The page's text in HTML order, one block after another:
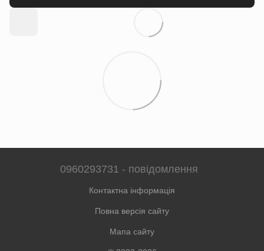
0960293731 - повідомлення
Контактна інформація
Повна версія сайту
Мапа сайту